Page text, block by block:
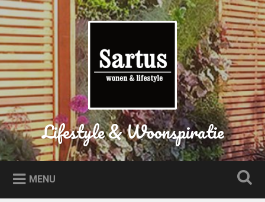
Naar
de
inhoud
springen
Zoeken
Lifestyle & Woonspiratie
MENU